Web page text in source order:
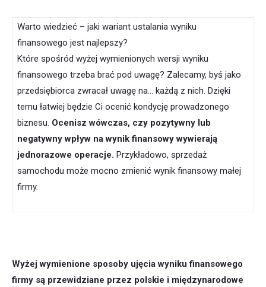
Warto wiedzieć – jaki wariant ustalania wyniku
finansowego jest najlepszy?
Które spośród wyżej wymienionych wersji wyniku
finansowego trzeba brać pod uwagę? Zalecamy, byś jako
przedsiębiorca zwracał uwagę na… każdą z nich. Dzięki
temu łatwiej będzie Ci ocenić kondycję prowadzonego
biznesu. Ocenisz wówczas, czy pozytywny lub
negatywny wpływ na wynik finansowy wywierają
jednorazowe operacje. Przykładowo, sprzedaż
samochodu może mocno zmienić wynik finansowy małej
firmy.
Wyżej wymienione sposoby ujęcia wyniku finansowego
firmy są przewidziane przez polskie i międzynarodowe